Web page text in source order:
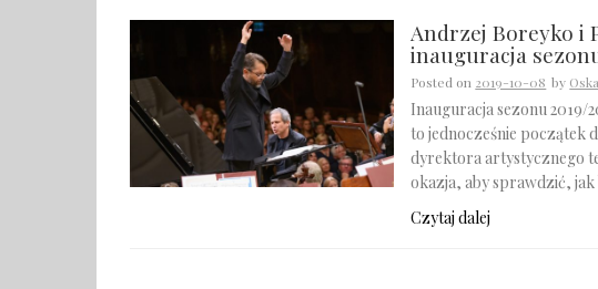
Andrzej Boreyko i
inauguracja
Posted on 2019-10-08 by
Inauguracja sezonu 2019/
to jednocześnie początek
dyrektora artystycznego
okazja, aby sprawdzić,
Czytaj dalej